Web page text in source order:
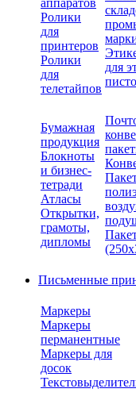
аппаратов
Ролики
для
принтеров
Ролики
для
телетайпов
для
Бумажная
продукция
Блокноты
и бизнес-
тетради
Атласы
Открытки,
грамоты,
дипломы
Письменные
Маркеры
Маркеры
перманентные
Маркеры для
досок